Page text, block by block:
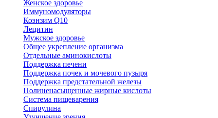
Женское здоровье
Иммуномодуляторы
Коэнзим Q10
Лецитин
Мужское здоровье
Общее укрепление организма
Отдельные аминокислоты
Поддержка печени
Поддержка почек и мочевого пузыря
Поддержка предстательной железы
Полиненасыщенные жирные кислоты
Система пищеварения
Спирулина